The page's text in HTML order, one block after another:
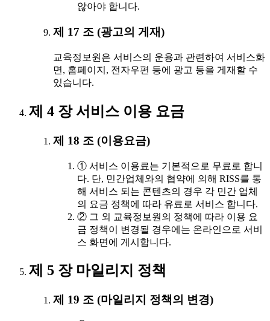
않아야 합니다.
제 17 조 (광고의 게재)
교육정보원은 서비스의 운용과 관련하여 서비스화
면, 홈페이지, 전자우편 등에 광고 등을 게재할 수
있습니다.
제 4 장 서비스 이용 요금
제 18 조 (이용요금)
① 서비스 이용료는 기본적으로 무료로 합니
다. 단, 민간업체와의 협약에 의해 RISS를 통
해 서비스 되는 콘텐츠의 경우 각 민간 업체
의 요금 정책에 따라 유료로 서비스 합니다.
② 그 외 교육정보원의 정책에 따라 이용 요
금 정책이 변경될 경우에는 온라인으로 서비
스 화면에 게시합니다.
제 5 장 마일리지 정책
제 19 조 (마일리지 정책의 변경)